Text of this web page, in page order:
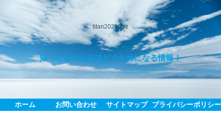
titan2021.xyz
知ってる？なるほど？ためになる情報！
ホーム お問い合わせ サイトマップ プライバシーポリシー